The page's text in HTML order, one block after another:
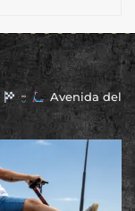
Avenida del